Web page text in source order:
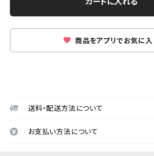
商品をアプリでお気に入
送料・配送方法について
お支払い方法について